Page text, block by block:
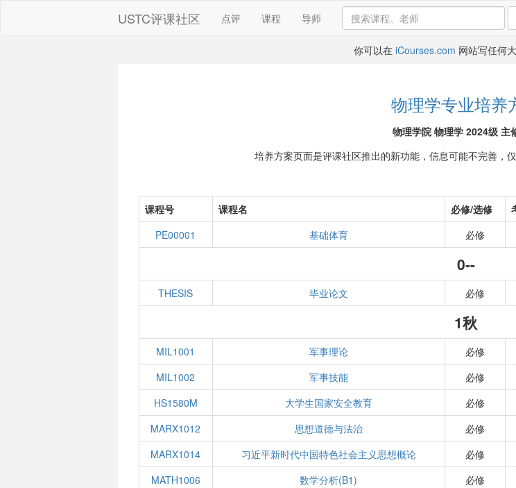
USTC评课社区 点评 课程 导师
你可以在 iCourses.com 网站写任何
物理学专业培养
物理学院 物理学 2024级 主
培养方案页面是评课社区推出的新功能，信息可能不完善，
课程号 课程名 必修/选修
PE00001
基础体育 必修
0--
THESIS 毕业论文 必修
1秋
MIL1001 军事理论 必修
MIL1002
军事技能 必修
HS1580M
大学生国家安全教育 必修
MARX1012
思想道德与法治 必修
MARX1014
习近平新时代中国特色社会主义思想概论 必修
MATH1006
数学分析(B1) 必修